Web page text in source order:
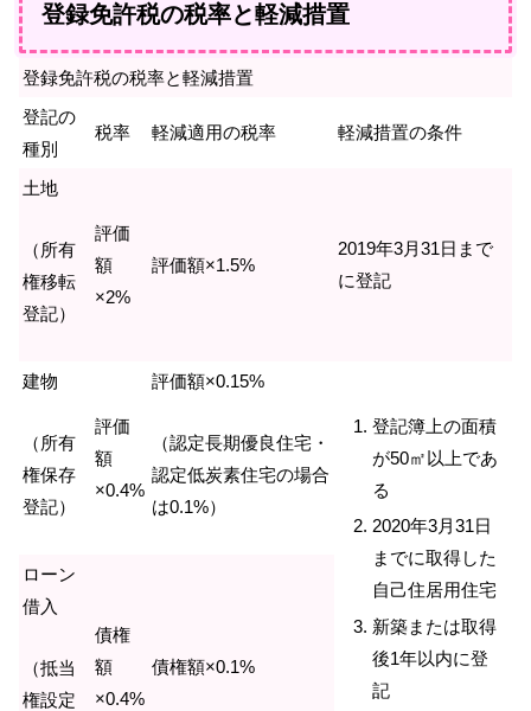
登録免許税の税率と軽減措置
登録免許税の税率と軽減措置
登記の
種別
税率 軽減適用の税率 軽減措置の条件
土地
（所有
権移転
登記）
評価
額
×2%
評価額×1.5%
2019年3月31日まで
に登記
建物
（所有
権保存
登記）
評価
額
×0.4%
評価額×0.15%
（認定長期優良住宅・
認定低炭素住宅の場合
は0.1%）
登記簿上の面積
が50㎡以上であ
る
2020年3月31日
までに取得した
自己住居用住宅
新築または取得
後1年以内に登
記
ローン
借入
（抵当
権設定
債権
額
×0.4%
債権額×0.1%